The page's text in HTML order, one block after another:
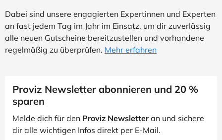
Dabei sind unsere engagierten Expertinnen und Experten
an fast jedem Tag im Jahr im Einsatz, um dir zuverlässig
alle neuen Gutscheine bereitzustellen und vorhandene
regelmäßig zu überprüfen. Mehr erfahren
Proviz Newsletter abonnieren und 20 %
sparen
Melde dich für den Proviz Newsletteran und sichere
dir alle wichtigen Infos direkt per E-Mail.